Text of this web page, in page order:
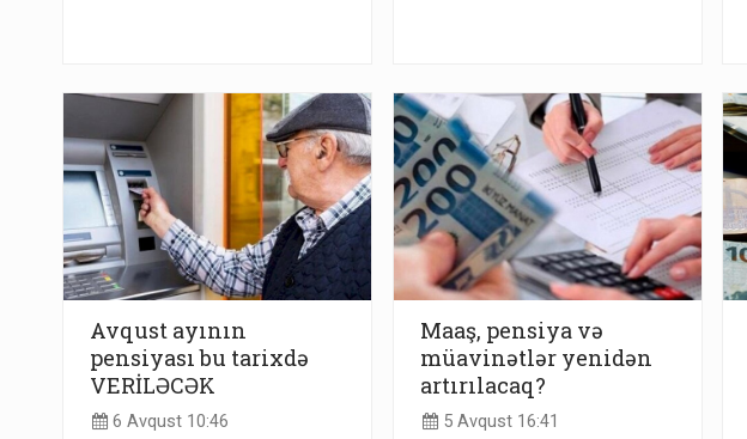
Avqust ayının
pensiyası bu tarixdə
VERİLƏCƏK
6 Avqust 10:46
Maaş, pensiya və
müavinətlər yenidən
artırılacaq?
5 Avqust 16:41